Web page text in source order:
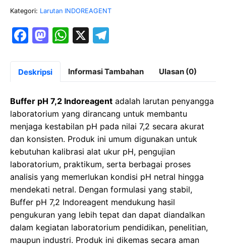
Kategori: Larutan INDOREAGENT
F
c
b
o
o
k
M
st
d
o
n
W
at
s
A
p
p
X
e
gr
a
m
Deskripsi Informasi Tambahan Ulasan (0)
Buffer pH 7,2 Indoreagent adalah larutan penyangga
laboratorium yang dirancang untuk membantu
menjaga kestabilan pH pada nilai 7,2 secara akurat
dan konsisten. Produk ini umum digunakan untuk
kebutuhan kalibrasi alat ukur pH, pengujian
laboratorium, praktikum, serta berbagai proses
analisis yang memerlukan kondisi pH netral hingga
mendekati netral. Dengan formulasi yang stabil,
Buffer pH 7,2 Indoreagent mendukung hasil
pengukuran yang lebih tepat dan dapat diandalkan
dalam kegiatan laboratorium pendidikan, penelitian,
maupun industri. Produk ini dikemas secara aman